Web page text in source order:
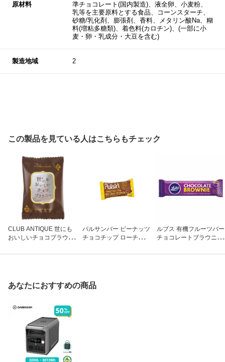
原材料
準チョコレート(国内製造)、液全卵、小麦粉、
乳等を主要原料とする食品、コーンスターチ、
砂糖/乳化剤、膨張剤、香料、メタリン酸Na、糊
料(増粘多糖類)、着色料(カロチン)、(一部に小
麦・卵・乳成分・大豆を含む)
製造地域 2
この製品を見ている人はこちらもチェック
CLUB ANTIQUE 世にも
おいしいチョコブラウニ
パルサンバー ピーナッツ
チョコチップ ローチョコ
ルブス 有機フルーツバー
チョコレートブラウニー
あなたにおすすめの商品